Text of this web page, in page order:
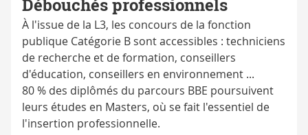
Débouchés professionnels
À l'issue de la L3, les concours de la fonction
publique Catégorie B sont accessibles : techniciens
de recherche et de formation, conseillers
d'éducation, conseillers en environnement ...
80 % des diplômés du parcours BBE poursuivent
leurs études en Masters, où se fait l'essentiel de
l'insertion professionnelle.